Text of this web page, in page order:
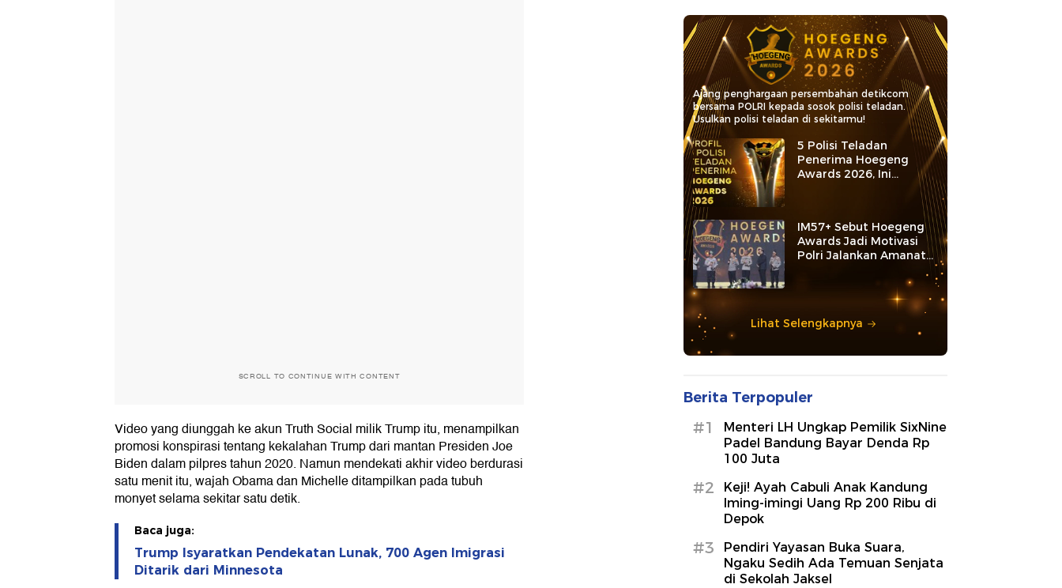
SCROLL TO CONTINUE WITH CONTENT
Video yang diunggah ke akun Truth Social milik Trump itu, menampilkan
promosi konspirasi tentang kekalahan Trump dari mantan Presiden Joe
Biden dalam pilpres tahun 2020. Namun mendekati akhir video berdurasi
satu menit itu, wajah Obama dan Michelle ditampilkan pada tubuh
monyet selama sekitar satu detik.
Baca juga:
Trump Isyaratkan Pendekatan Lunak, 700 Agen Imigrasi
Ditarik dari Minnesota
Ajang penghargaan persembahan detikcom
bersama POLRI kepada sosok polisi teladan.
Usulkan polisi teladan di sekitarmu!
5 Polisi Teladan
Penerima Hoegeng
Awards 2026, Ini
Kategori dan Kiprahnya
IM57+ Sebut Hoegeng
Awards Jadi Motivasi
Polri Jalankan Amanat
Lihat Selengkapnya
Berita Terpopuler
#1
Menteri LH Ungkap Pemilik SixNine
Padel Bandung Bayar Denda Rp
100 Juta
#2
Keji! Ayah Cabuli Anak Kandung
Iming-imingi Uang Rp 200 Ribu di
Depok
#3
Pendiri Yayasan Buka Suara,
Ngaku Sedih Ada Temuan Senjata
di Sekolah Jaksel